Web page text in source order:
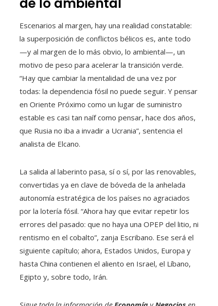
Escenarios al margen, hay una realidad constatable:
la superposición de conflictos bélicos es, ante todo
—y al margen de lo más obvio, lo ambiental—, un
motivo de peso para acelerar la transición verde.
“Hay que cambiar la mentalidad de una vez por
todas: la dependencia fósil no puede seguir. Y pensar
en Oriente Próximo como un lugar de suministro
estable es casi tan naíf como pensar, hace dos años,
que Rusia no iba a invadir a Ucrania”, sentencia el
analista de Elcano.
La salida al laberinto pasa, sí o sí, por las renovables,
convertidas ya en clave de bóveda de la anhelada
autonomía estratégica de los países no agraciados
por la lotería fósil. “Ahora hay que evitar repetir los
errores del pasado: que no haya una OPEP del litio, ni
rentismo en el cobalto”, zanja Escribano. Ese será el
siguiente capítulo; ahora, Estados Unidos, Europa y
hasta China contienen el aliento en Israel, el Líbano,
Egipto y, sobre todo, Irán.